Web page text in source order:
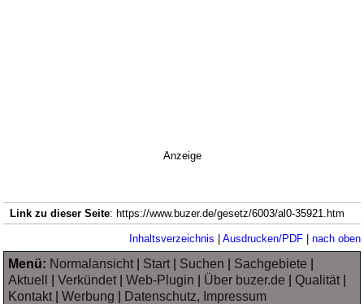
Anzeige
Link zu dieser Seite: https://www.buzer.de/gesetz/6003/al0-35921.htm
Inhaltsverzeichnis | Ausdrucken/PDF| nach oben
Menü: Normalansicht| Start| Suchen Sachgebiete
Aktuell
|Verkündet|Web-Plugin Über buzer.de |Qualität|
Kontakt|Werbung Datenschutz, Impressum